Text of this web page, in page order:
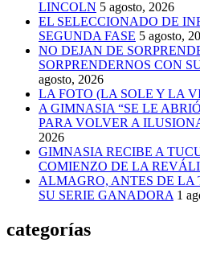
LINCOLN 5 agosto, 2026
EL SELECCIONADO DE
SEGUNDA FASE 5 agosto,
NO DEJAN DE
SORPRENDERNOS CON
agosto, 2026
LA FOTO (LA SOLE Y LA
A GIMNASIA “SE LE
PARA VOLVER A
2026
GIMNASIA RECIBE A
COMIENZO DE LA
ALMAGRO, ANTES DE LA
SU SERIE GANADORA 1
categorías